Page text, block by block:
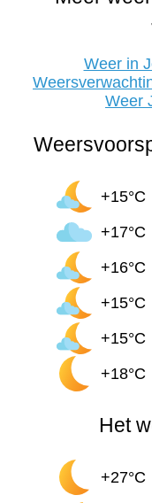
Weer in
Weer
+15°C
+17°C
+16°C
+15°C
+15°C
+18°C
Het
+27°C